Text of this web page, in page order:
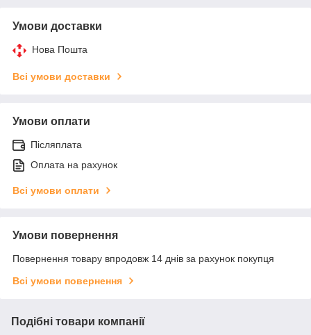
Умови доставки
Нова Пошта
Всі умови доставки
Умови оплати
Післяплата
Оплата на рахунок
Всі умови оплати
Умови повернення
Повернення товару впродовж 14 днів за рахунок покупця
Всі умови повернення
Подібні товари компанії